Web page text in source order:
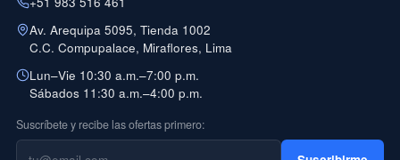
Av. Arequipa 5095, Tienda 1002
C.C. Compupalace, Miraflores, Lima
Lun–Vie 10:30 a.m.–7:00 p.m.
Sábados 11:30 a.m.–4:00 p.m.
Suscríbete y recibe las ofertas primero: